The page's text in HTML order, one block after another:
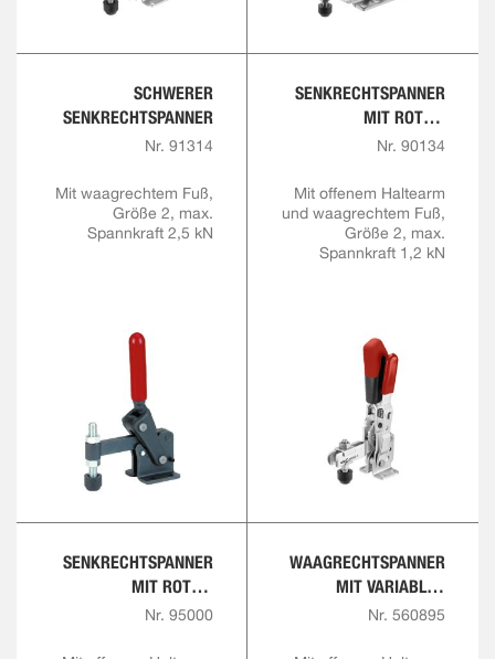
SCHWERER
SENKRECHTSPANNER
Nr. 91314
Mit waagrechtem Fuß,
Größe 2, max.
Spannkraft 2,5 kN
SENKRECHTSPANNER
MIT ROTEM
HANDGRIFF UND
LUNG
Nr. 90134
Mit offenem Haltearm
und waagrechtem Fuß,
Größe 2, max.
Spannkraft 1,2 kN
SENKRECHTSPANNER
MIT ROTEM
HANDGRIFF
Nr. 95000
WAAGRECHTSPANNER
MIT VARIABLER
SPANNHÖHE
Nr. 560895